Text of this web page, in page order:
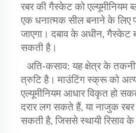
रबर की गैस्केट को एल्यूमीनियम
एक धनात्मक सील बनाने के लिए
जाएगा। दबाव के अधीन, गैस्केट
सकती है।
अति-कसाव: यह क्षेत्र के
त्रुटि है। माउंटिंग स्क्रू को
एल्यूमीनियम आधार विकृत हो
दरार लग सकते हैं, या नाजुक
सकती है, जिससे स्थायी रिसाव के